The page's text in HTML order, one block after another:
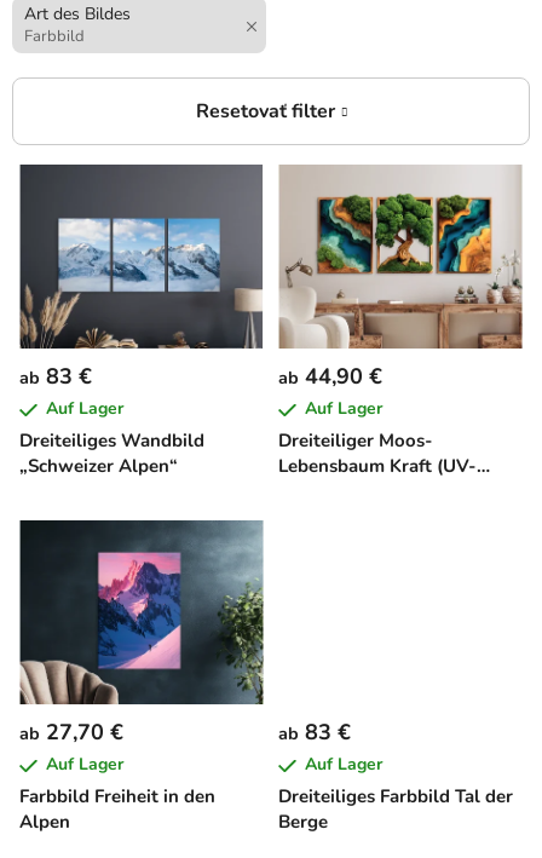
Art des Bildes
Farbbild
L
e
d
e
r
P
r
o
d
Dreiteiliges Wandbild
„Schweizer Alpen“
ab 83 €
Auf Lager
Dreiteiliger Moos-
Lebensbaum Kraft (UV-
ab 44,90 €
Auf Lager
Farbbild Freiheit in den
Alpen
ab 27,70 €
Auf Lager
Dreiteiliges Farbbild Tal der
Berge
ab 83 €
Auf Lager